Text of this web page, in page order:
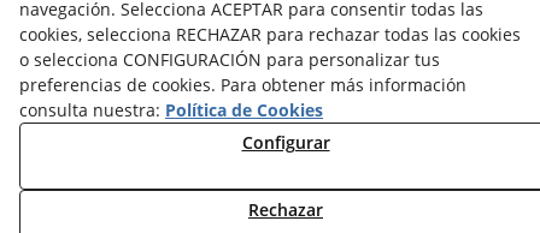
NOTICIAS AEROTERMIA
NOTICIAS FOTOVOLTAICA
NOTICIAS CLIMATIZACIÓN
navegación. Selecciona ACEPTAR para consentir todas las
cookies, selecciona RECHAZAR para rechazar todas las cookies
o selecciona CONFIGURACIÓN para personalizar tus
preferencias de cookies. Para obtener más información
consulta nuestra: Política de Cookies
Configurar
Rechazar